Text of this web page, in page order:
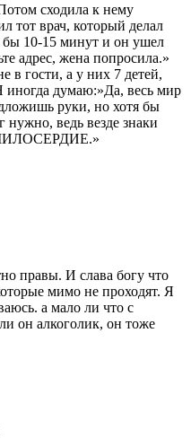
сходила к нему
тот врач, который делал
10-15 минут и он ушел
адрес, жена попросила.»
в гости, а у них 7 детей,
иногда думаю:»Да, весь мир
руки, но хотя бы
нужно, ведь везде знаки
МИЛОСЕРДИЕ.»
правы. И слава богу что
мимо не проходят. Я
а мало ли что с
он алкоголик, он тоже